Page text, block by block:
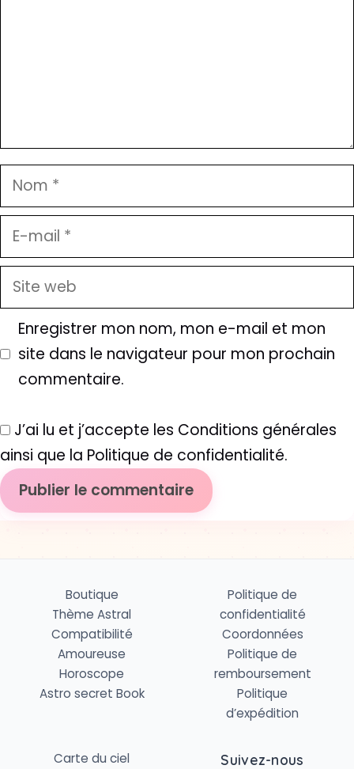
Nom
E-
mail
Site
web
Enregistrer mon nom, mon e-mail et mon
site dans le navigateur pour mon prochain
commentaire.
J’ai lu et j’accepte les Conditions générales
ainsi que la Politique de confidentialité.
Boutique
Thème Astral
Compatibilité
Amoureuse
Horoscope
Astro secret Book
Politique de
confidentialité
Coordonnées
Politique de
remboursement
Politique
d’expédition
Carte du ciel Suivez-nous